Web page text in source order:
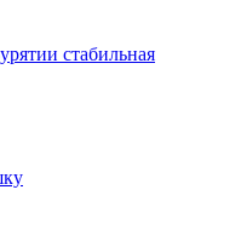
стабильная